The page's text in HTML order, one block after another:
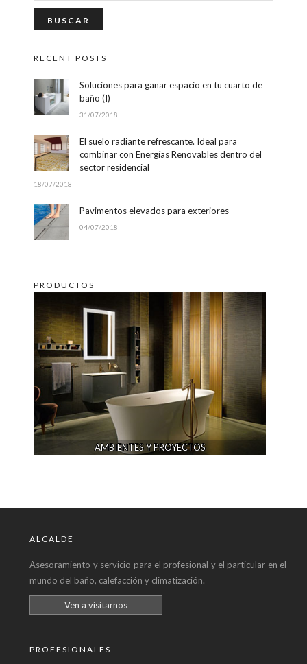
RECENT POSTS
Soluciones para ganar espacio en tu cuarto de
baño (I)
31/07/2018
El suelo radiante refrescante. Ideal para
combinar con Energías Renovables dentro del
sector residencial
18/07/2018
Pavimentos elevados para exteriores
04/07/2018
PRODUCTOS
ALCALDE
Asesoramiento y servicio para el profesional y el particular en el
mundo del baño, calefacción y climatización.
Ven a visitarnos
PROFESIONALES